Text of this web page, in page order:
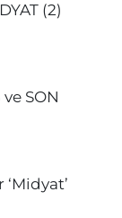
(2)
Nihat ÖZKAN- 5 ve SON